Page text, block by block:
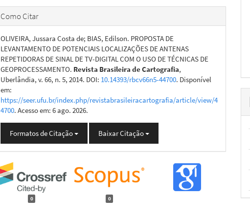
Como Citar
OLIVEIRA, Jussara Costa de; BIAS, Edilson. PROPOSTA DE
LEVANTAMENTO DE POTENCIAIS LOCALIZAÇÕES DE ANTENAS
REPETIDORAS DE SINAL DE TV-DIGITAL COM O USO DE TÉCNICAS DE
GEOPROCESSAMENTO. Revista Brasileira de Cartografia,
Uberlândia, v. 66, n. 5, 2014. DOI: 10.14393/rbcv66n5-44700. Disponível
em:
https://seer.ufu.br/index.php/revistabrasileiracartografia/article/view/4
4700. Acesso em: 6 ago. 2026.
Formatos de Citação Baixar Citação
0 0